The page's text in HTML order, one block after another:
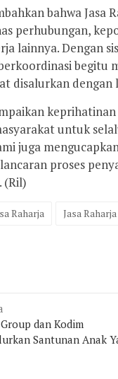
bahwa Jasa
perhubungan,
lainnya. Dengan
begitu
disalurkan dengan
untuk
juga
proses
(Ril)
Raharja Jasa
dan Kodim
Santunan Anak